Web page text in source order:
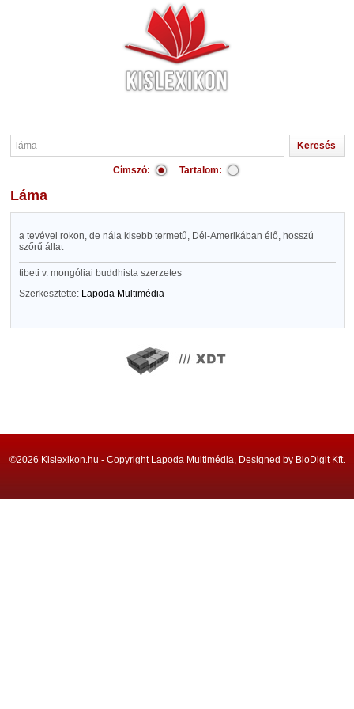
Címszó: Tartalom:
láma
a tevével rokon, de nála kisebb termetű, Dél-Amerikában élő, hosszú
szőrű állat
tibeti v. mongóliai buddhista szerzetes
Szerkesztette: Lapoda Multimédia
©2026 Kislexikon.hu - Copyright Lapoda Multimédia, Designed by BioDigit Kft.